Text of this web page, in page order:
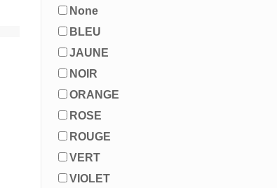
None
BLEU
JAUNE
NOIR
ORANGE
ROSE
ROUGE
VERT
VIOLET